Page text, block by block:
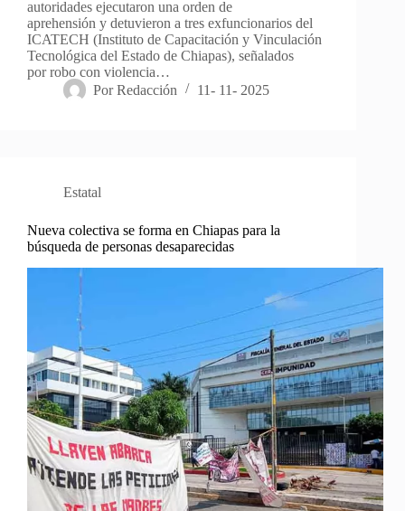
autoridades ejecutaron una orden de
aprehensión y detuvieron a tres exfuncionarios del
ICATECH (Instituto de Capacitación y Vinculación
Tecnológica del Estado de Chiapas), señalados
por robo con violencia…
Por Redacción 11- 11- 2025
Estatal
Nueva colectiva se forma en Chiapas para la
búsqueda de personas desaparecidas